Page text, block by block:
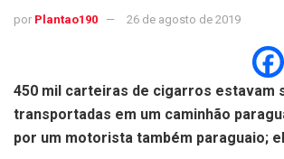
por Plantao190 26 de agosto de 2019
450 mil carteiras de cigarros estavam
transportadas em um caminhão
por um motorista também paraguaio;